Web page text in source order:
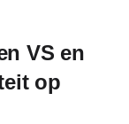
VS en
op